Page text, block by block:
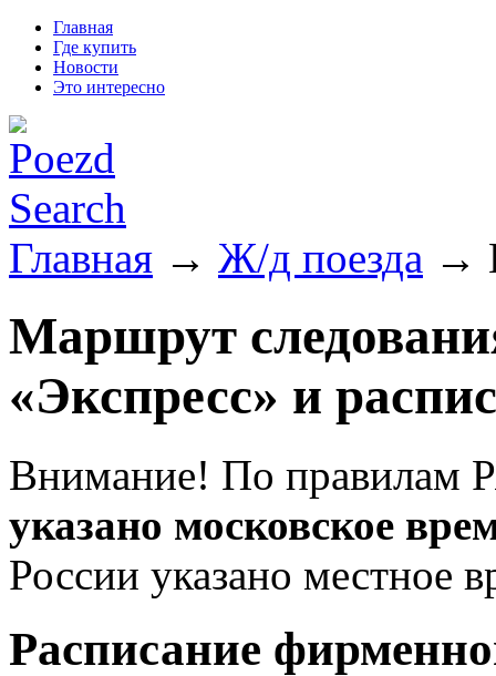
Главная
Где купить
Новости
Это интересно
Главная → Ж/д поезда →
Маршрут
«Экспресс» и
Внимание! По правилам
указано московское
России указано местное
Расписание